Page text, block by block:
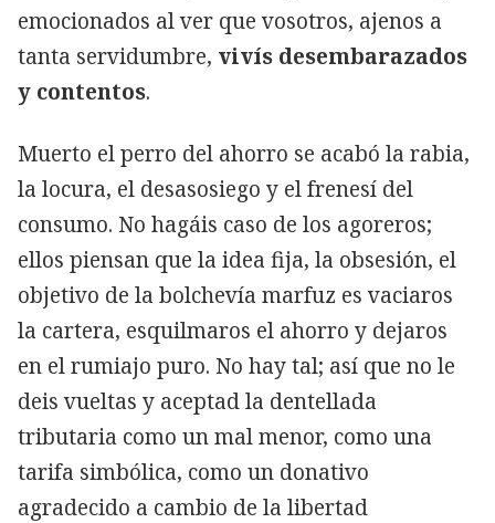
emocionados al ver que vosotros, ajenos a
tanta servidumbre, vivís desembarazados
y contentos.
Muerto el perro del ahorro se acabó la rabia,
la locura, el desasosiego y el frenesí del
consumo. No hagáis caso de los agoreros;
ellos piensan que la idea fija, la obsesión, el
objetivo de la bolchevía marfuz es vaciaros
la cartera, esquilmaros el ahorro y dejaros
en el rumiajo puro. No hay tal; así que no le
deis vueltas y aceptad la dentellada
tributaria como un mal menor, como una
tarifa simbólica, como un donativo
agradecido a cambio de la libertad